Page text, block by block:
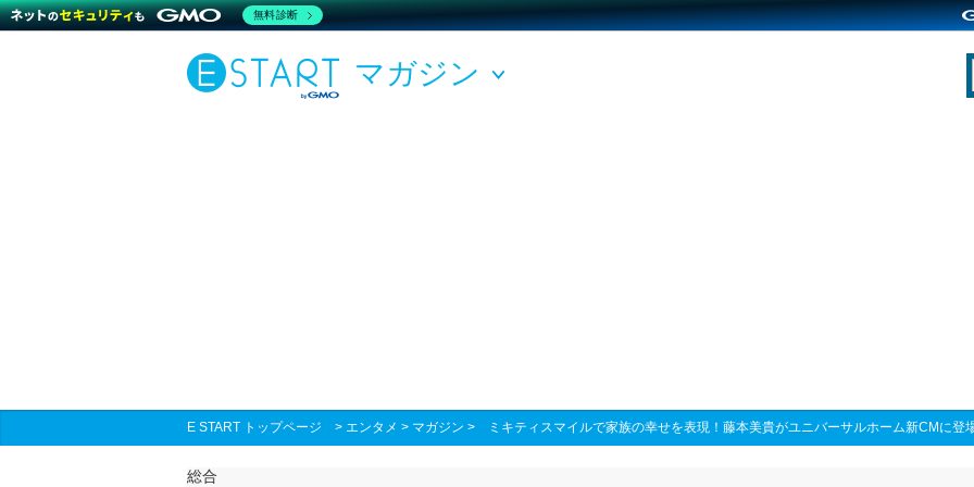
マガジン
E START トップページ > エンタメ > マガジン > ミキティスマイルで家族の幸せを表現！藤本美貴がユニバーサルホーム新CMに登
総合
無料診断